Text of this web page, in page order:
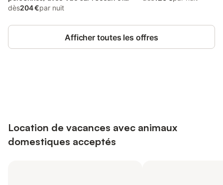
Balcon
dès204 €par nuit
Afficher toutes les offres
Location de vacances avec animaux
domestiques acceptés